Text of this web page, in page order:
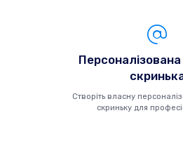
Створіть власну
скриньку для